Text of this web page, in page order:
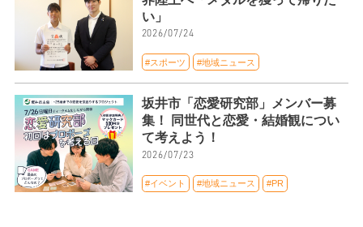
い」
2026/07/24
#スポーツ #地域ニュース
坂井市「恋愛研究部」メンバー募
集！ 同世代と恋愛・結婚観につい
て考えよう！
2026/07/23
#イベント #地域ニュース #PR